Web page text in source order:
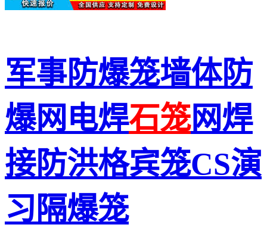
军事防爆笼墙体防
爆网电焊石笼网焊
接防洪格宾笼CS演
习隔爆笼